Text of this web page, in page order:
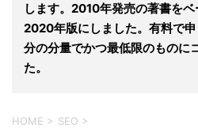
します。2010年発売の著書を
2020年版にしました。有料で
分の分量でかつ最低限のものに
た。
HOME > SEO >